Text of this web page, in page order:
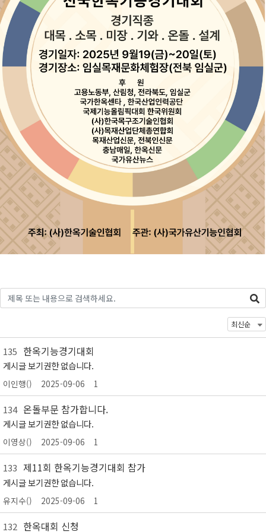
135 한옥기능경기대회
게시글 보기권한 없습니다.
이인행() 2025-09-06 1
134 온돌부문 참가합니다.
게시글 보기권한 없습니다.
이영상() 2025-09-06 1
133 제11회 한옥기능경기대회 참가
게시글 보기권한 없습니다.
유지수() 2025-09-06 1
132 한옥대회 신청